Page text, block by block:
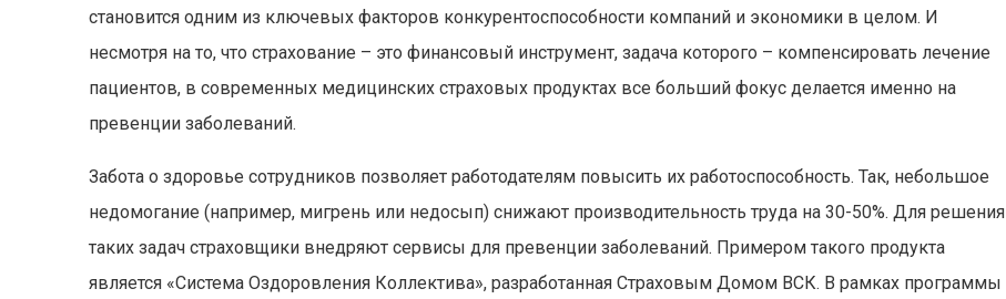
становится одним из ключевых факторов конкурентоспособности компаний и экономики в целом. И
несмотря на то, что страхование – это финансовый инструмент, задача которого – компенсировать лечение
пациентов, в современных медицинских страховых продуктах все больший фокус делается именно на
превенции заболеваний.
Забота о здоровье сотрудников позволяет работодателям повысить их работоспособность. Так, небольшое
недомогание (например, мигрень или недосып) снижают производительность труда на 30-50%. Для решения
таких задач страховщики внедряют сервисы для превенции заболеваний. Примером такого продукта
является «Система Оздоровления Коллектива», разработанная Страховым Домом ВСК. В рамках программы